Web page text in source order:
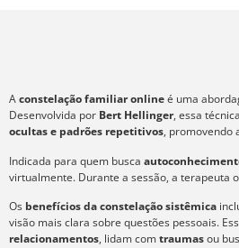
Aconstelação familiar onlineé uma
Desenvolvida por Bert Hellinger, essa
ocultas e padrões repetitivos, promovendo
Indicada para quem busca
virtualmente. Durante a sessão, a terapeuta
Os benefícios da constelação sistêmica
visão mais clara sobre questões pessoais.
relacionamentos, lidam comtraumasou